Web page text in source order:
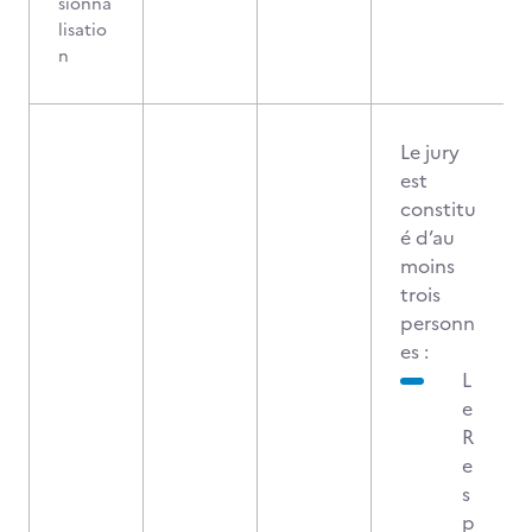
lisatio
n
Le jury
est
constitu
é d’au
moins
trois
personn
es :
L
e
R
e
s
p